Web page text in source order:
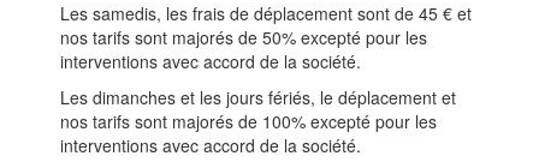
Les samedis, les frais de déplacement sont de 45 € et
nos tarifs sont majorés de 50% excepté pour les
interventions avec accord de la société.
Les dimanches et les jours fériés, le déplacement et
nos tarifs sont majorés de 100% excepté pour les
interventions avec accord de la société.